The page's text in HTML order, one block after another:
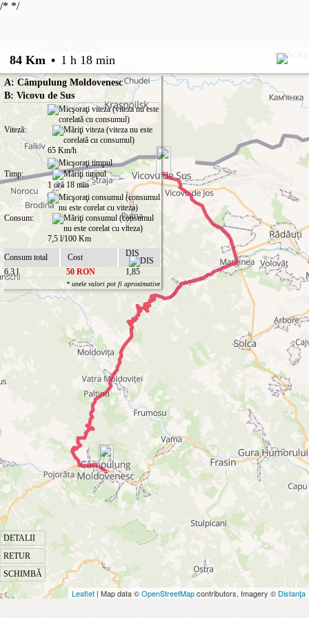
/* */
84 Km • 1 h 18 min
DETALII
RETUR
SCHIMBĂ
A: Câmpulung Moldovenesc
B: Vicovu de Sus
Viteză:
65 Km/h
Timp:
1 oră 18 min
Consum:
7,5 l/100 Km
Consum total
Cost
DIS
6,3 l
50 RON 1,85
* unele valori pot fi aproximative